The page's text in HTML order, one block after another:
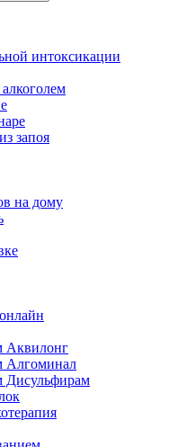
интоксикации
запоя
на дому
Аквилонг
Алгоминал
Дисульфирам